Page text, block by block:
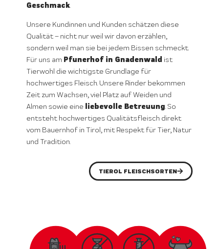
Geschmack.
Unsere Kundinnen und Kunden schätzen diese
Qualität – nicht nur weil wir davon erzählen,
sondern weil man sie bei jedem Bissen schmeckt.
Für uns am Pfunerhof in Gnadenwald ist
Tierwohl die wichtigste Grundlage für
hochwertiges Fleisch. Unsere Rinder bekommen
Zeit zum Wachsen, viel Platz auf Weiden und
Almen sowie eine liebevolle Betreuung. So
entsteht hochwertiges Qualitätsfleisch direkt
vom Bauernhof in Tirol, mit Respekt für Tier, Natur
und Tradition.
TIEROL FLEISCHSORTEN